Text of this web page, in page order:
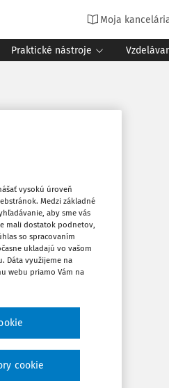
Moja
Praktické nástroje
Vytlačiť
Obľúbené
Zdieľať
vysokú úroveň
Medzi základné
aby sme vás
mali dostatok podnetov,
so spracovaním
ukladajú vo vašom
Dáta využijeme na
webu priamo Vám na
cookie